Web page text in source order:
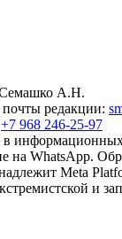
Семашко А.Н.
редакции:
+7 968 246-25-97
в
на WhatsApp.
Meta
и